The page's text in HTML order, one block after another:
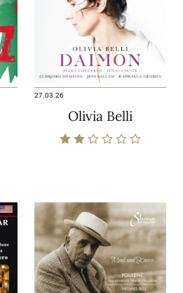
27.03.26
Olivia Belli